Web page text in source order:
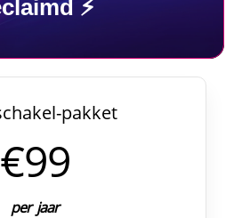
⚡
pakket
€99
per jaar